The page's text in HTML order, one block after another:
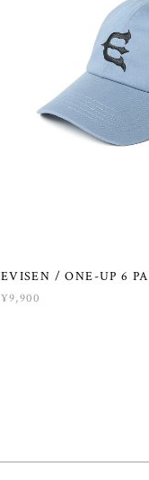
EVISEN / ONE-UP 6
¥9,900